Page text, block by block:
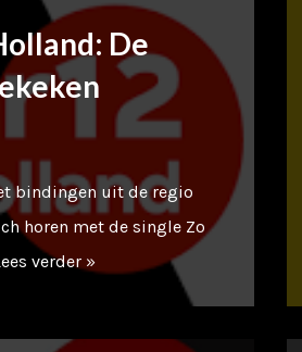
De
bindingen uit de regio
horen met de single Zo
verder »